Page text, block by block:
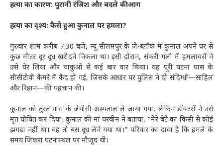
हत्या का कारण: पुरानी रंजिश और बदले की आग
हत्या का दृश्य: कैसे हुआ कुनाल पर हमला?
गुरुवार शाम करीब 7:30 बजे, न्यू सीलमपुर के जे-ब्लॉक में कुनाल अपने घर से
कुछ मीटर दूर दूध खरीदने निकला था। इसी दौरान, संकरी गली में हमलावरों ने
उसे घेर लिया और चाकुओं से कई बार वार किया। यह पूरी घटना पास के
सीसीटीवी कैमरे में कैद हो गई, जिसके आधार पर पुलिस ने दो संदिग्धों—साहिल
और रिहान—की पहचान की।
कुनाल को तुरंत पास के जेपीसी अस्पताल ले जाया गया, लेकिन डॉक्टरों ने उसे
मृत घोषित कर दिया। कुनाल की मां परवीन ने बताया, “मेरे बेटे का किसी से कोई
झगड़ा नहीं था। वह तो बस दूध लेने गया था।” परिवार का दावा है कि हमले के
समय जिकरा घटनास्थल पर मौजूद थी।